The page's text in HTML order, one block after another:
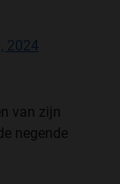
2024
van zijn
negende